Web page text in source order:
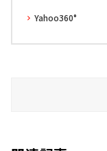
Yahoo360°